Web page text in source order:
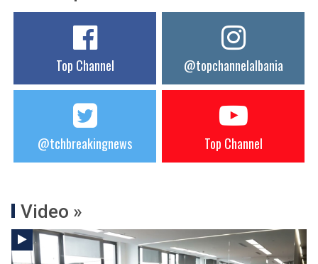
Top Channel @topchannelalbania
@tchbreakingnews Top Channel
Video »